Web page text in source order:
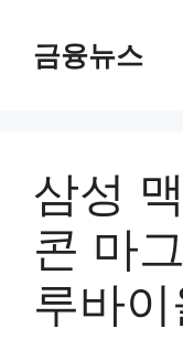
금융뉴스
삼성
콘 마
루바이